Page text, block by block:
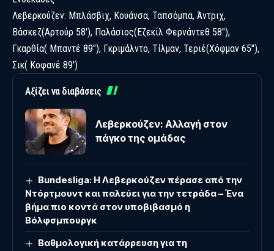
Λεβερκούζεν: Μπλάσβιχ, Κουάνσα, Ταπσόμπα, Άντριχ,
Βάσκεζ(Αρτούρ 58′), Παλάσιος(Εζεκίλ Φερνάντεθ 58″),
Γκαρθία( Μπαντέ 89″), Γκριμάλντο, Τίλμαν, Τεριέ(Χόφμαν 65″),
Σικ( Κοφανέ 89′)
Αξίζει να διαβάσεις
Λεβερκούζεν: Αλλαγή στον
πάγκο της ομάδας
Βundesliga: Η Λεβερκούζεν πέρασε από την
Ντόρτμουντ και παλεύει για την τετράδα – Ένα
βήμα πιο κοντά στον υποβιβασμό η
Βόλφσμπουργκ
Βαθμολογική κατάρρευση για τη